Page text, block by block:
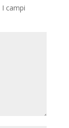
I campi